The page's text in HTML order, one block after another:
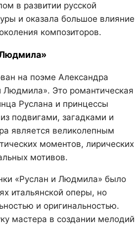
в развитии русской
и оказала большое влияние
композиторов.
на поэме Александра
Людмила». Это романтическая
Руслана и принцессы
подвигами, загадками и
является великолепным
моментов, лирических
мотивов.
«Руслан и Людмила» было
итальянской оперы, но
и оригинальностью.
мастера в создании мелодий